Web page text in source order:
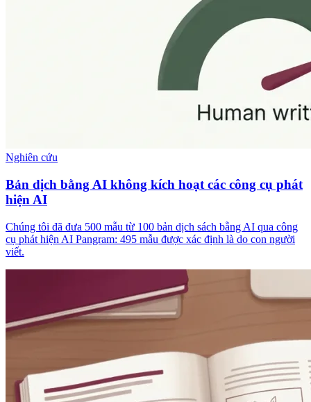
Nghiên cứu
Bản dịch bằng AI không kích hoạt các công cụ phát
hiện AI
Chúng tôi đã đưa 500 mẫu từ 100 bản dịch sách bằng AI qua công
cụ phát hiện AI Pangram: 495 mẫu được xác định là do con người
viết.